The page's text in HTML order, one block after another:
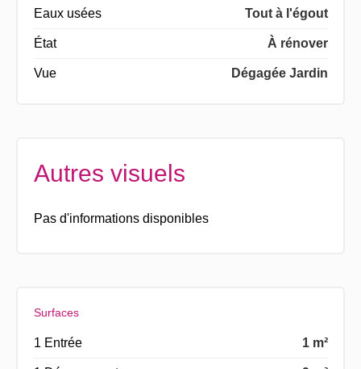
Eaux usées Tout à l'égout
État À rénover
Vue Dégagée Jardin
Autres visuels
Pas d'informations disponibles
Surfaces
1 Entrée 1 m²